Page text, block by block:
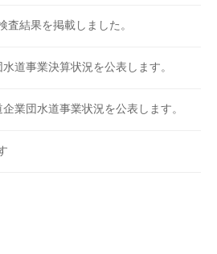
査結果を掲載しました。
道事業決算状況を公表します。
業団水道事業状況を公表します。